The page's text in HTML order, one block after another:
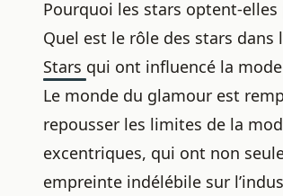
Pourquoi les stars optent-
Quel est le rôle des stars dans
Stars qui ont influencé la
Le monde du glamour est
repousser les limites de la
excentriques, qui ont non
empreinte indélébile sur